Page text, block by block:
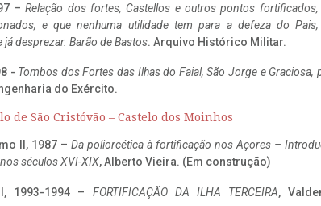
–Relação dos fortes, Castellos e outros pontos
e que nenhuma utilidade tem para a defeza do
já desprezar. Barão de Bastos. Arquivo Histórico Militar.
- Tombos dos Fortes das Ilhas do Faial, São Jorge e Graciosa,
do Exército.
de São Cristóvão – Castelo dos Moinhos
II, 1987 – Da poliorcética à fortificação nos Açores –
séculos XVI-XIX, Alberto Vieira. (Em construção)
1993-1994 – FORTIFICAÇÃO DA ILHA TERCEIRA,